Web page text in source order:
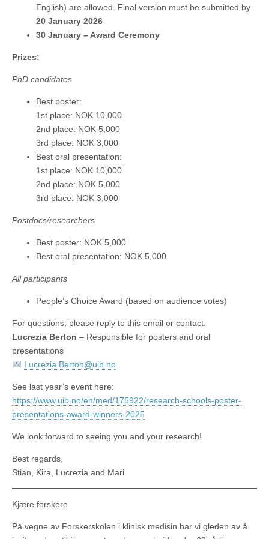
English) are allowed. Final version must be submitted by
20 January 2026
30 January – Award Ceremony
Prizes:
PhD candidates
Best poster:
1st place: NOK 10,000
2nd place: NOK 5,000
3rd place: NOK 3,000
Best oral presentation:
1st place: NOK 10,000
2nd place: NOK 5,000
3rd place: NOK 3,000
Postdocs/researchers
Best poster: NOK 5,000
Best oral presentation: NOK 5,000
All participants
People’s Choice Award (based on audience votes)
For questions, please reply to this email or contact:
Lucrezia Berton – Responsible for posters and oral
presentations
Lucrezia.Berton@uib.no
See last year’s event here:
https://www.uib.no/en/med/175922/research-schools-poster-
presentations-award-winners-2025
We look forward to seeing you and your research!
Best regards,
Stian, Kira, Lucrezia and Mari
Kjære forskere
På vegne av Forskerskolen i klinisk medisin har vi gleden av å